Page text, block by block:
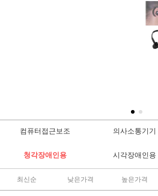
엔에이블러 조이
컴퓨터접근보조 의사소통기기
청각장애인용 시각장애인용
최신순 낮은가격 높은가격